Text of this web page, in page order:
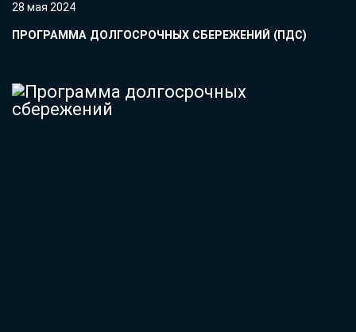
28 мая 2024
ПРОГРАММА ДОЛГОСРОЧНЫХ СБЕРЕЖЕНИЙ (ПДС)